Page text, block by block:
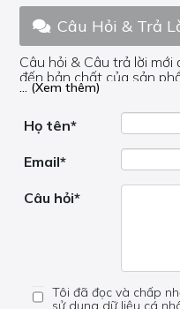
Câu Hỏi & Trả
Câu hỏi & Câu trả lời
đến bản chất của sản
nơi hoạt động, liệu nó có
Nếu bạn cần trợ giúp về
câu hỏi của bạn ở đây
... (Xem thêm)
Họ tên*
Email*
Câu hỏi*
Tôi đã đọc và chấp
sử dụng dữ liệu cá